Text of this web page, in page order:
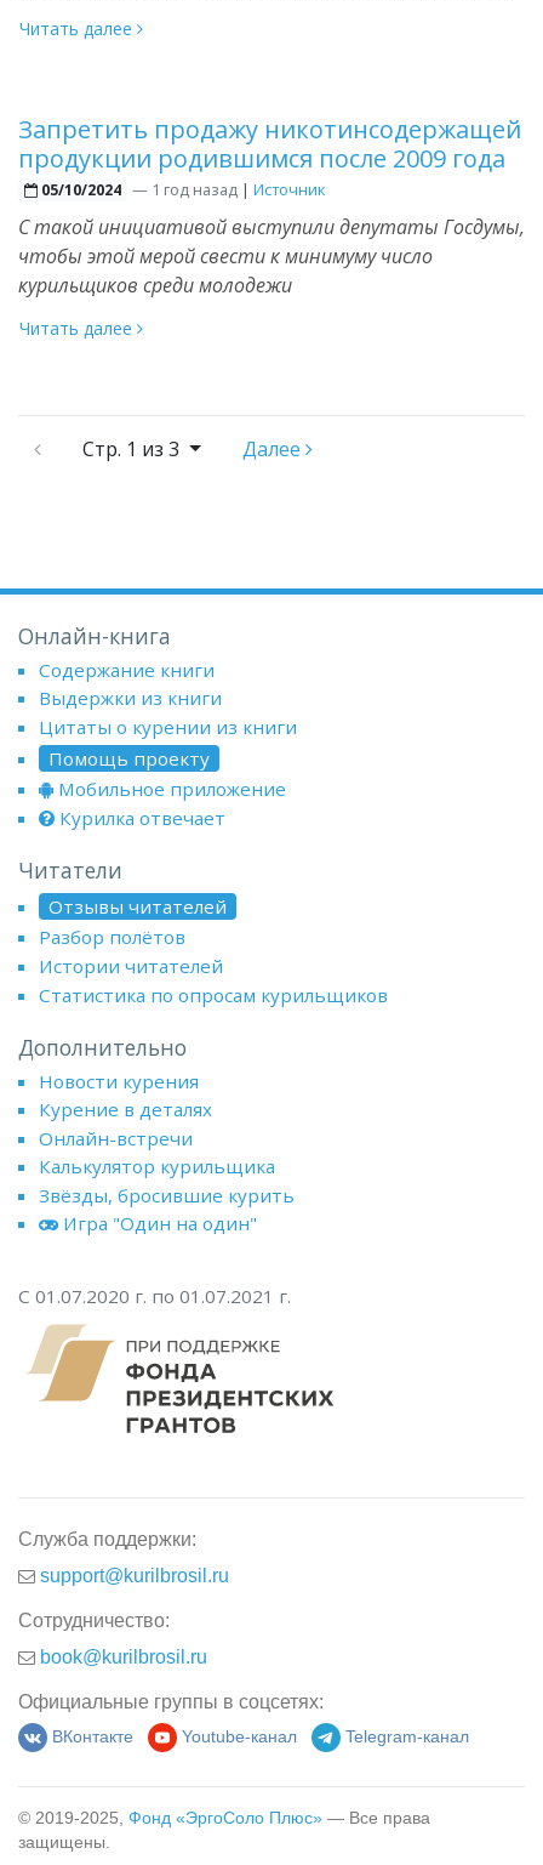
Читать далее
Запретить продажу никотинсодержащей
продукции родившимся после 2009 года
05/10/2024 —1 год назад | Источник
С такой инициативой выступили депутаты Госдумы,
чтобы этой мерой свести к минимуму число
курильщиков среди молодежи
Читать далее
Стр. 1 из 3 Далее
Онлайн-книга
Содержание книги
Выдержки из книги
Цитаты о курении из книги
Помощь проекту
Мобильное приложение
Курилка отвечает
Читатели
Отзывы читателей
Разбор полётов
Истории читателей
Статистика по опросам курильщиков
Дополнительно
Новости курения
Курение в деталях
Онлайн-встречи
Калькулятор курильщика
Звёзды, бросившие курить
Игра "Один на один"
С 01.07.2020 г. по 01.07.2021 г.
Служба поддержки:
support@kurilbrosil.ru
Сотрудничество:
book@kurilbrosil.ru
Официальные группы в соцсетях:
ВКонтакте Youtube-канал Telegram-канал
© 2019-2025, Фонд «ЭргоСоло Плюс» — Все права
защищены.